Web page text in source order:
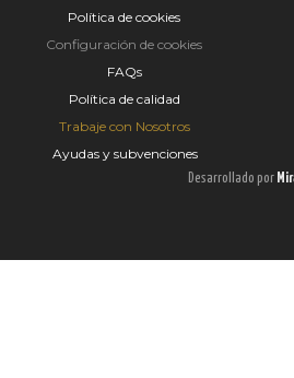
Política de cookies
Configuración de cookies
FAQs
Política de calidad
Trabaje con Nosotros
Ayudas y subvenciones
Desarrollado por